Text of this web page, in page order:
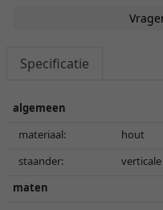
Specificatie
algemeen
materiaal:
hout
staander:
maten